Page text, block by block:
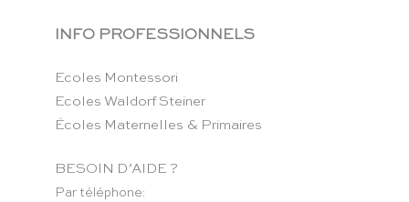
INFO PROFESSIONNELS
Ecoles Montessori
Ecoles Waldorf Steiner
Écoles Maternelles & Primaires
BESOIN D’AIDE ?
Par téléphone: